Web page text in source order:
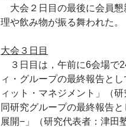
大会２日目の最後に会員懇
理や飲み物が振る舞われた。
大会３日目
３日目は，午前に6会場で
ィ・グループの最終報告と
ィット・マネジメント」（
同研究グループの最終報告
展開−」（研究代表者：津田